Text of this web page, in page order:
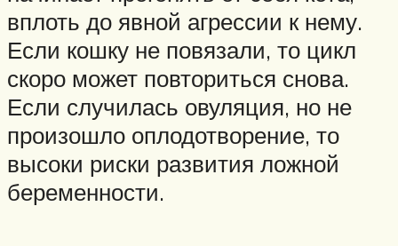
вплоть до явной агрессии к нему.
Если кошку не повязали, то цикл
скоро может повториться снова.
Если случилась овуляция, но не
произошло оплодотворение, то
высоки риски развития ложной
беременности.